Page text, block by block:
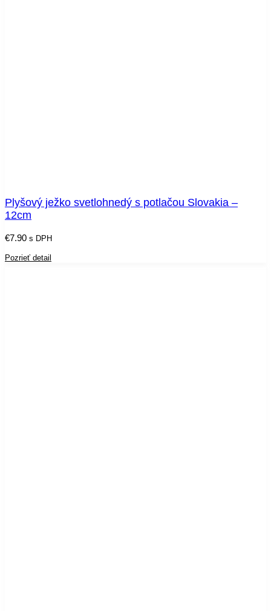
Plyšový ježko svetlohnedý s potlačou Slovakia –
12cm
€7.90 s DPH
Pozrieť detail